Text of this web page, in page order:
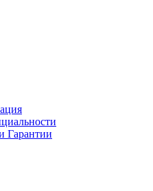
Гарантии